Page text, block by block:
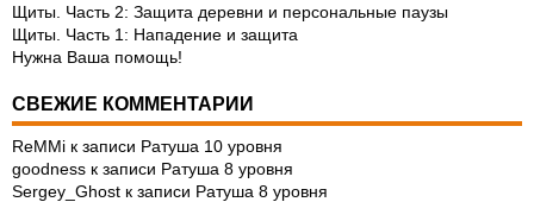
Щиты. Часть 2: Защита деревни и персональные паузы
Щиты. Часть 1: Нападение и защита
Нужна Ваша помощь!
СВЕЖИЕ КОММЕНТАРИИ
ReMMi к записи Ратуша 10 уровня
goodness к записи Ратуша 8 уровня
Sergey_Ghost к записи Ратуша 8 уровня